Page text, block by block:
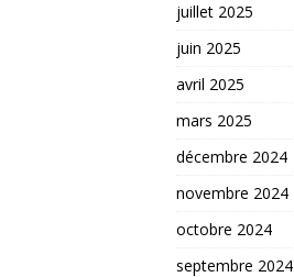
juillet 2025
juin 2025
avril 2025
mars 2025
décembre 2024
novembre 2024
octobre 2024
septembre 2024